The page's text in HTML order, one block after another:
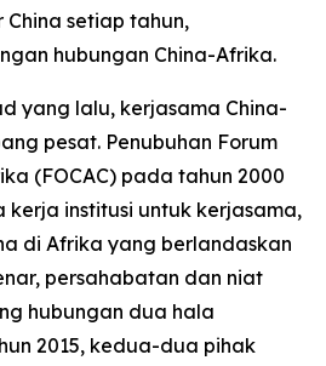
setiap tahun,
hubungan China-Afrika.
yang lalu, kerjasama China-
pesat. Penubuhan Forum
(FOCAC) pada tahun 2000
institusi untuk kerjasama,
di Afrika yang berlandaskan
persahabatan dan niat
hubungan dua hala
2015, kedua-dua pihak